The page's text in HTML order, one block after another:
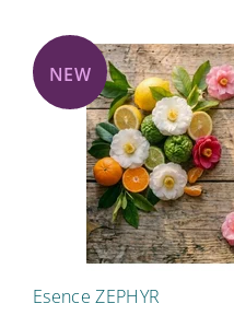
NEW
Esence ZEPHYR